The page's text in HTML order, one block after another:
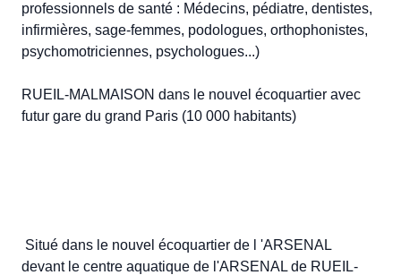
professionnels de santé : Médecins, pédiatre, dentistes,
infirmières, sage-femmes, podologues, orthophonistes,
psychomotriciennes, psychologues...)
RUEIL-MALMAISON dans le nouvel écoquartier avec
futur gare du grand Paris (10 000 habitants)
devant le centre aquatique de l'ARSENAL de RUEIL-